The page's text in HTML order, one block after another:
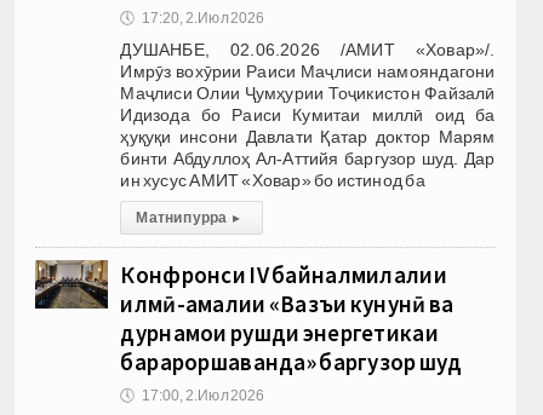
🕔 17:20, 2.Июл 2026
ДУШАНБЕ, 02.06.2026 /АМИТ «Ховар»/.
Имрӯз вохӯрии Раиси Маҷлиси намояндагони
Маҷлиси Олии Ҷумҳурии Тоҷикистон Файзалӣ
Идизода бо Раиси Кумитаи миллӣ оид ба
ҳуқуқи инсони Давлати Қатар доктор Марям
бинти Абдуллоҳ Ал-Аттийя баргузор шуд. Дар
ин хусус АМИТ «Ховар» бо истинод ба
Матни пурра ▸
Конфронси IV байналмилалии
илмӣ-амалии «Вазъи кунунӣ ва
дурнамои рушди энергетикаи
барқароршаванда» баргузор шуд
🕔 17:00, 2.Июл 2026